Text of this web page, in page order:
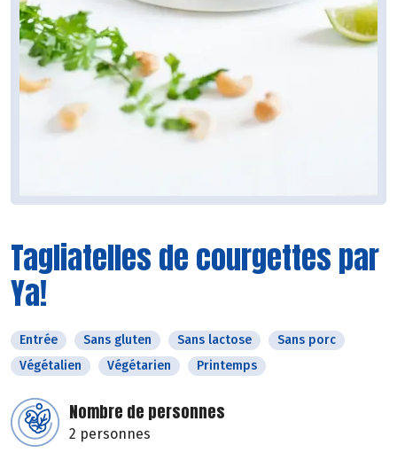
Tagliatelles de courgettes par
Ya!
Entrée Sans gluten Sans lactose
Sans porc
Végétalien
Végétarien Printemps
Nombre de personnes
2 personnes